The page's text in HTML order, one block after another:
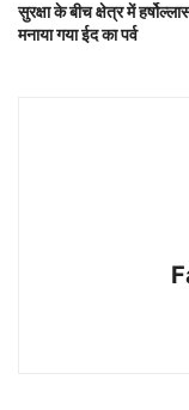
सुरक्षा के बीच क्षेत्र में
मनाया गया ईद का पर्व